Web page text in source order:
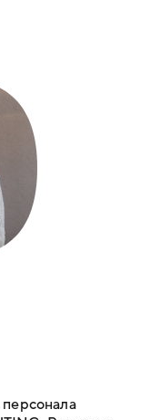
персонала